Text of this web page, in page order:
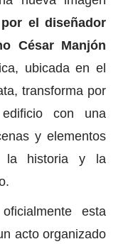
el diseñador
César Manjón
ubicada en el
transforma por
con una
y elementos
la historia y la
esta
acto organizado